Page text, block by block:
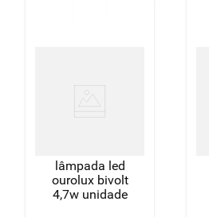
lâmpada led
ourolux bivolt
4,7w unidade